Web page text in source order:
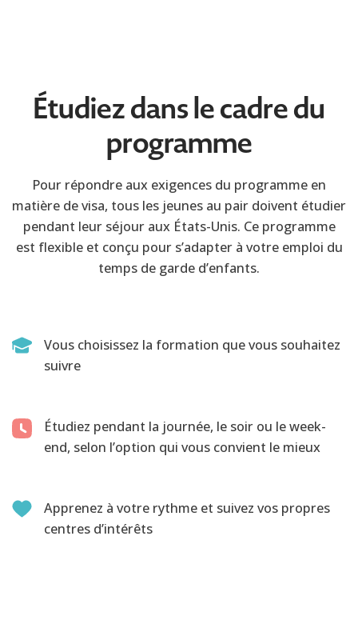
Étudiez dans le cadre du
programme
Pour répondre aux exigences du programme en
matière de visa, tous les jeunes au pair doivent étudier
pendant leur séjour aux États-Unis. Ce programme
est flexible et conçu pour s’adapter à votre emploi du
temps de garde d’enfants.
Vous choisissez la formation que vous souhaitez
suivre
Étudiez pendant la journée, le soir ou le week-
end, selon l’option qui vous convient le mieux
Apprenez à votre rythme et suivez vos propres
centres d’intérêts